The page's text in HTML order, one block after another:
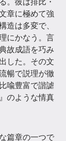
章に極めて強
造は多変で、
にかなう。言
故成語を巧み
した。その文
暢で説理が徹
喩豊富で諧謔
のような情真
篇章の一つで